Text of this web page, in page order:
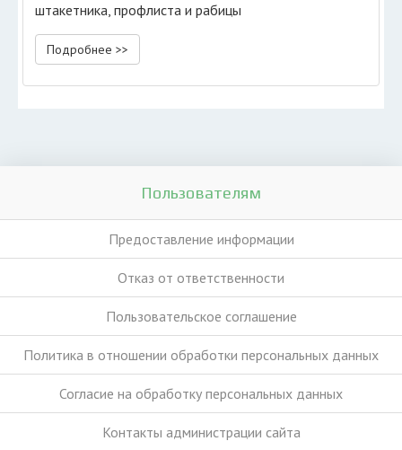
штакетника, профлиста и рабицы
Подробнее >>
Пользователям
Предоставление информации
Отказ от ответственности
Пользовательское соглашение
Политика в отношении обработки персональных данных
Согласие на обработку персональных данных
Контакты администрации сайта